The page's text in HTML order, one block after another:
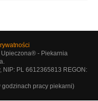
Upieczona® - Piekarnia
NIP: PL 6612365813 REGON:
godzinach pracy piekarni)